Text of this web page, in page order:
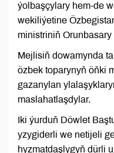
ýolbaşçylary hem-de
wekiliýetine
ministriniň
Mejlisiň dowamynda
özbek toparynyň öňki
gazanylan
maslahatlaşdylar.
Iki ýurduň Döwlet
yzygiderli we netijeli
hyzmatdaşlygyň dürli